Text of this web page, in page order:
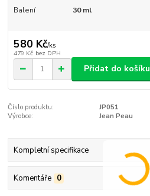
Balení
30 ml
580 Kč/ks
479 Kč bez DPH
Přidat do košíku
Číslo produktu:
JP051
Výrobce:
Jean Peau
Kompletní specifikace
Komentáře 0